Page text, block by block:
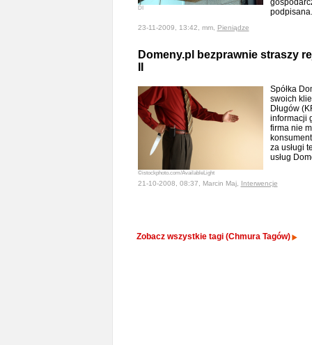
DI
podpisana.
23-11-2009, 13:42, mm, Pieniądze
Domeny.pl bezprawnie straszy
©istockphoto.com/AvailableLight
Spółka
swoich
Długów
informacji
firma nie
za usługi
usług
21-10-2008, 08:37, Marcin Maj, Interwencje
Zobacz wszystkie tagi (Chmura Tagów)